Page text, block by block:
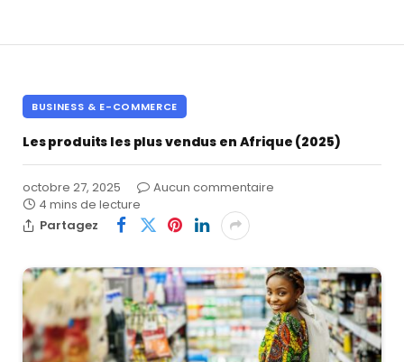
BUSINESS & E-COMMERCE
Les produits les plus vendus en Afrique (2025)
octobre 27, 2025
Aucun commentaire
4 mins de lecture
Partagez